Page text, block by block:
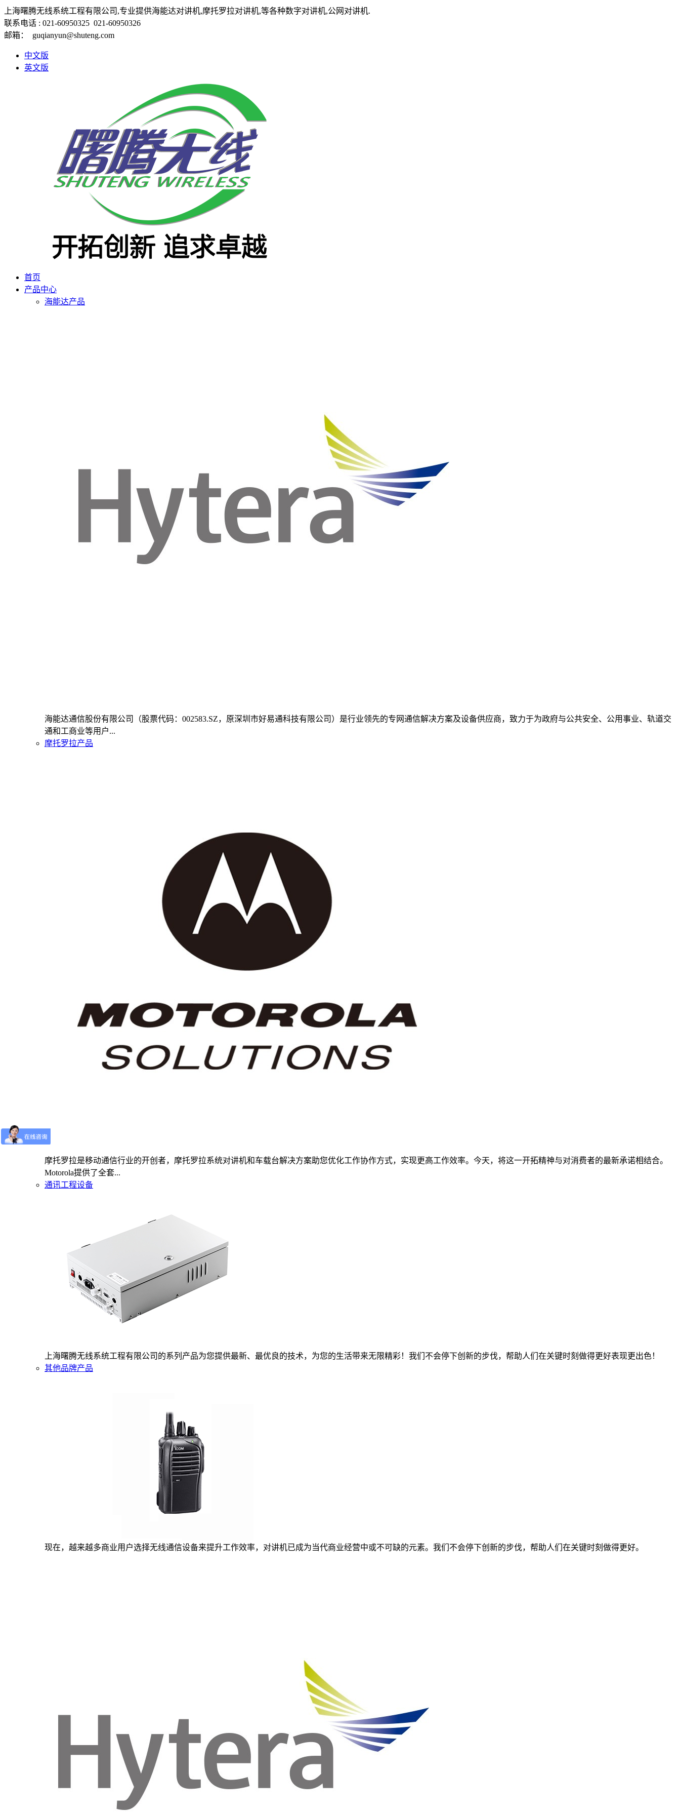
上海曙腾无线系统工程有限公司,专业提供海能达对讲机,摩托罗拉对讲机,等各种数字对讲机,公网对讲机.
联系电话 : 021-60950325 021-60950326
邮箱：
guqianyun@shuteng.com
中文版
英文版
首页
产品中心
海能达产品
海能达通信股份有限公司（股票代码：002583.SZ，原深圳市好易通科技有限公司）是行业领先的专网通信解决方案及设备供应商，致力于为政府与公共安全、公用事业、轨道交
通和工商业等用户...
摩托罗拉产品
摩托罗拉是移动通信行业的开创者，摩托罗拉系统对讲机和车载台解决方案助您优化工作协作方式，实现更高工作效率。今天，将这一开拓精神与对消费者的最新承诺相结合。
Motorola提供了全套...
通讯工程设备
上海曙腾无线系统工程有限公司的系列产品为您提供最新、最优良的技术，为您的生活带来无限精彩！我们不会停下创新的步伐，帮助人们在关键时刻做得更好表现更出色！
其他品牌产品
现在，越来越多商业用户选择无线通信设备来提升工作效率，对讲机已成为当代商业经营中或不可缺的元素。我们不会停下创新的步伐，帮助人们在关键时刻做得更好。